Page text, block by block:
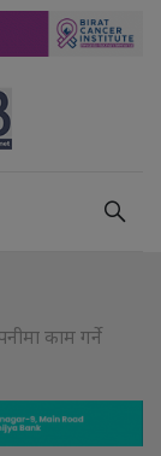
काम गर्ने